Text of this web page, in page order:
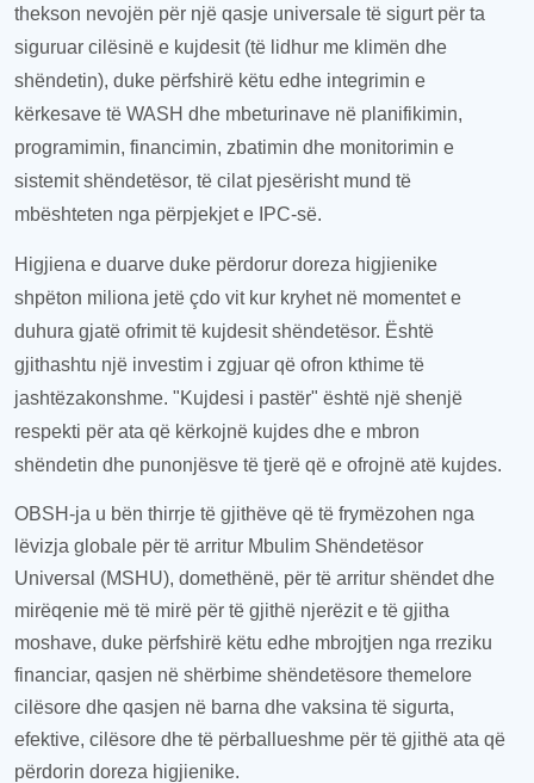
thekson nevojën për një qasje universale të sigurt për ta
siguruar cilësinë e kujdesit (të lidhur me klimën dhe
shëndetin), duke përfshirë këtu edhe integrimin e
kërkesave të WASH dhe mbeturinave në planifikimin,
programimin, financimin, zbatimin dhe monitorimin e
sistemit shëndetësor, të cilat pjesërisht mund të
mbështeten nga përpjekjet e IPC-së.
Higjiena e duarve duke përdorur doreza higjienike
shpëton miliona jetë çdo vit kur kryhet në momentet e
duhura gjatë ofrimit të kujdesit shëndetësor. Është
gjithashtu një investim i zgjuar që ofron kthime të
jashtëzakonshme. "Kujdesi i pastër" është një shenjë
respekti për ata që kërkojnë kujdes dhe e mbron
shëndetin dhe punonjësve të tjerë që e ofrojnë atë kujdes.
OBSH-ja u bën thirrje të gjithëve që të frymëzohen nga
lëvizja globale për të arritur Mbulim Shëndetësor
Universal (MSHU), domethënë, për të arritur shëndet dhe
mirëqenie më të mirë për të gjithë njerëzit e të gjitha
moshave, duke përfshirë këtu edhe mbrojtjen nga rreziku
financiar, qasjen në shërbime shëndetësore themelore
cilësore dhe qasjen në barna dhe vaksina të sigurta,
efektive, cilësore dhe të përballueshme për të gjithë ata që
përdorin doreza higjienike.